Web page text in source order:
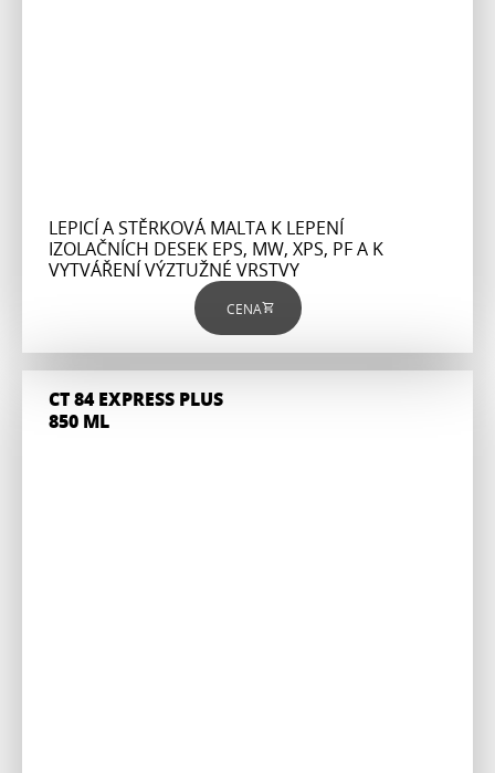
LEPICÍ A STĚRKOVÁ MALTA K LEPENÍ
IZOLAČNÍCH DESEK EPS, MW, XPS, PF A K
VYTVÁŘENÍ VÝZTUŽNÉ VRSTVY
CENA
CT 84 EXPRESS PLUS
850 ML